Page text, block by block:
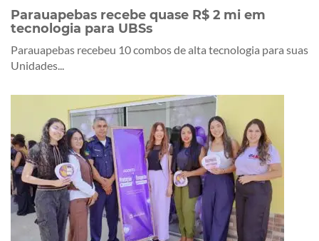
Parauapebas recebe quase R$ 2 mi em
tecnologia para UBSs
Parauapebas recebeu 10 combos de alta tecnologia para suas
Unidades...